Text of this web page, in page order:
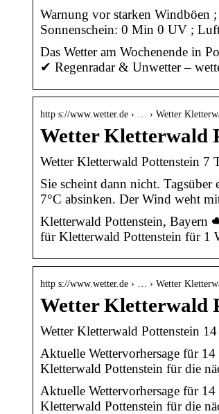
Warnung vor starken Windböen
Sonnenschein: 0 Min 0 UV ;
Das Wetter am Wochenende in
✔ Regenradar & Unwetter –
http s://www.wetter.de › … › Wetter
Wetter Kletterwald
Wetter Kletterwald Pottenstein 7
Sie scheint dann nicht.
7°C absinken. Der Wind weht
Kletterwald Pottenstein, Bayern
für Kletterwald Pottenstein für 1
http s://www.wetter.de › … › Wetter
Wetter Kletterwald
Wetter Kletterwald Pottenstein
Aktuelle Wettervorhersage für
Kletterwald Pottenstein für die
Aktuelle Wettervorhersage für
Kletterwald Pottenstein für die